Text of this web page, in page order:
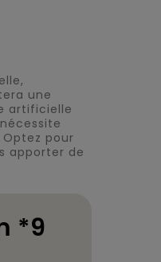
une
artificielle
pour
apporter de
*9